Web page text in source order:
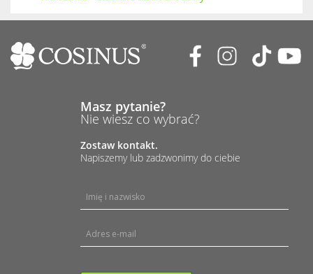
Masz pytanie?
Nie wiesz co wybrać?
Zostaw kontakt.
Napiszemy lub zadzwonimy do ciebie